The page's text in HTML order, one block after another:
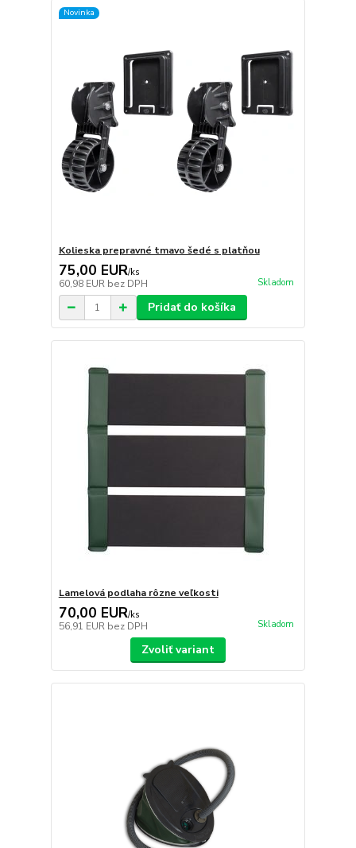
Novinka
Kolieska prepravné tmavo šedé s platňou
75,00 EUR/ks
60,98 EUR bez DPH Skladom
Pridať do košíka
Lamelová podlaha rôzne veľkosti
70,00 EUR/ks
56,91 EUR bez DPH Skladom
Zvoliť variant